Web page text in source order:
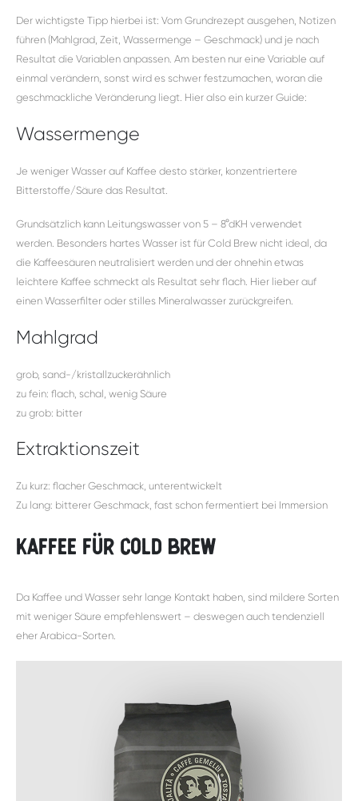
Der wichtigste Tipp hierbei ist: Vom Grundrezept ausgehen, Notizen
führen (Mahlgrad, Zeit, Wassermenge – Geschmack) und je nach
Resultat die Variablen anpassen. Am besten nur eine Variable auf
einmal verändern, sonst wird es schwer festzumachen, woran die
geschmackliche Veränderung liegt. Hier also ein kurzer Guide:
Wassermenge
Je weniger Wasser auf Kaffee desto stärker, konzentriertere
Bitterstoffe/Säure das Resultat.
Grundsätzlich kann Leitungswasser von 5 – 8°dKH verwendet
werden. Besonders hartes Wasser ist für Cold Brew nicht ideal, da
die Kaffeesäuren neutralisiert werden und der ohnehin etwas
leichtere Kaffee schmeckt als Resultat sehr flach. Hier lieber auf
einen Wasserfilter oder stilles Mineralwasser zurückgreifen.
Mahlgrad
grob, sand-/kristallzuckerähnlich
zu fein: flach, schal, wenig Säure
zu grob: bitter
Extraktionszeit
Zu kurz: flacher Geschmack, unterentwickelt
Zu lang: bitterer Geschmack, fast schon fermentiert bei Immersion
Kaffee für Cold Brew
Da Kaffee und Wasser sehr lange Kontakt haben, sind mildere Sorten
mit weniger Säure empfehlenswert – deswegen auch tendenziell
eher Arabica-Sorten.